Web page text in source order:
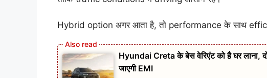
Hybrid option अगर आता है, तो performance के साथ
Hyundai Creta के बेस वेरिएंट को है घर लाना,
जाएगी EMI